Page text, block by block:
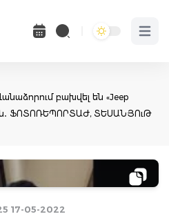
Open
բախվել են «Jeep
ն․ ՖՈՏՈՌԵՊՈՐՏԱԺ, ՏԵՍԱՆՅՈւԹ
17-05-2022